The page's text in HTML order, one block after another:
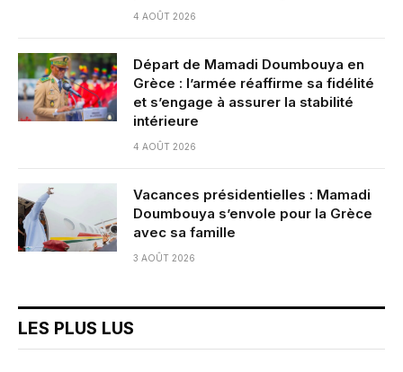
4 AOÛT 2026
Départ de Mamadi Doumbouya en
Grèce : l’armée réaffirme sa fidélité
et s’engage à assurer la stabilité
intérieure
4 AOÛT 2026
Vacances présidentielles : Mamadi
Doumbouya s’envole pour la Grèce
avec sa famille
3 AOÛT 2026
LES PLUS LUS